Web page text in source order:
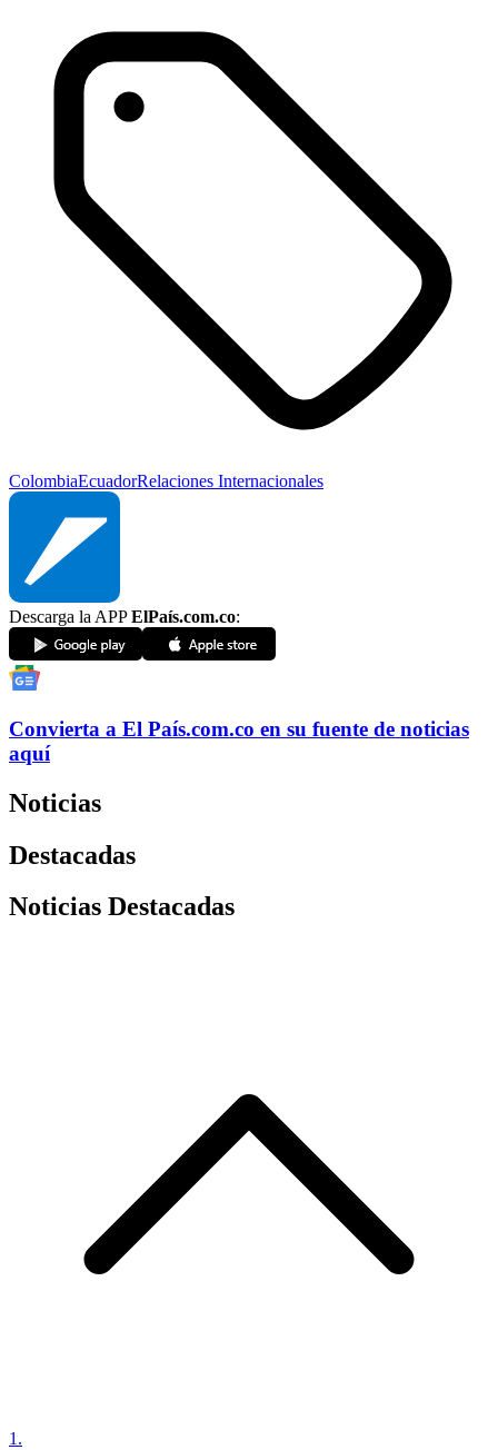
ColombiaEcuadorRelaciones Internacionales
Descarga la APPElPaís.com.co:
Convierta a El País.com.co en su fuente de noticias
aquí
Noticias
Destacadas
Noticias Destacadas
1 .